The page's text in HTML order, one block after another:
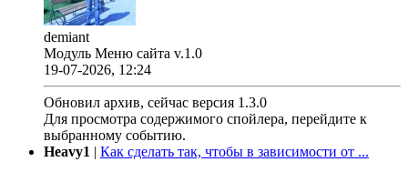
demiant
Модуль Меню сайта v.1.0
19-07-2026, 12:24
Обновил архив, сейчас версия 1.3.0
Для просмотра содержимого спойлера, перейдите к
выбранному событию.
Heavy1 | Как сделать так, чтобы в зависимости от ...